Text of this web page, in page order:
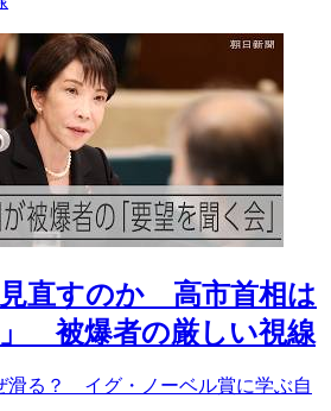
直すのか 高市首相は
」 被爆者の厳しい視線
滑る？ イグ・ノーベル賞に学ぶ自